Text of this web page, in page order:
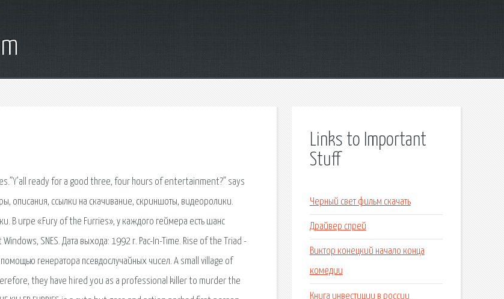
ready for a good three, four hours of entertainment?” says
описания, ссылки на скачивание, скриншоты, видеоролики.
В игре «Fury of the Furries», у каждого геймера есть шанс
SNES. Дата выхода: 1992 г. Pac-In-Time. Rise of the Triad -
генератора псевдослучайных чисел. A small village of
they have hired you as a professional killer to murder the
Links to Important
Stuff
Черный свет фильм скачать
Драйвер спрей
Виктор конецкий начало конца
комедии
Книга инвестиции в россии